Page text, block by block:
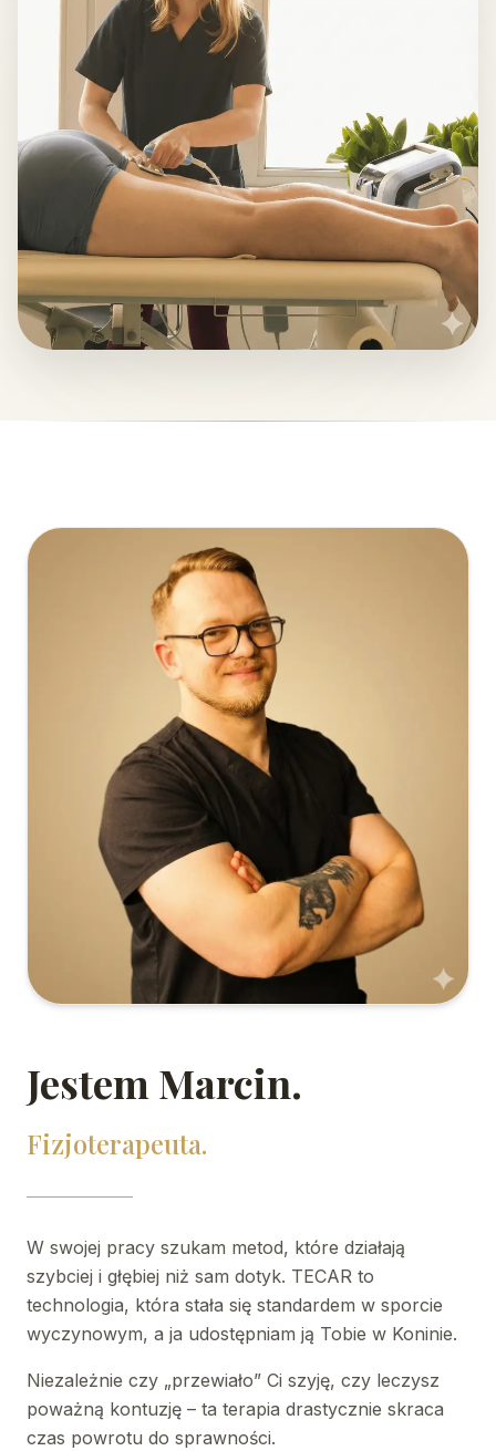
Jestem Marcin.
Fizjoterapeuta.
W swojej pracy szukam metod, które działają
szybciej i głębiej niż sam dotyk. TECAR to
technologia, która stała się standardem w sporcie
wyczynowym, a ja udostępniam ją Tobie w Koninie.
Niezależnie czy „przewiało” Ci szyję, czy leczysz
poważną kontuzję – ta terapia drastycznie skraca
czas powrotu do sprawności.